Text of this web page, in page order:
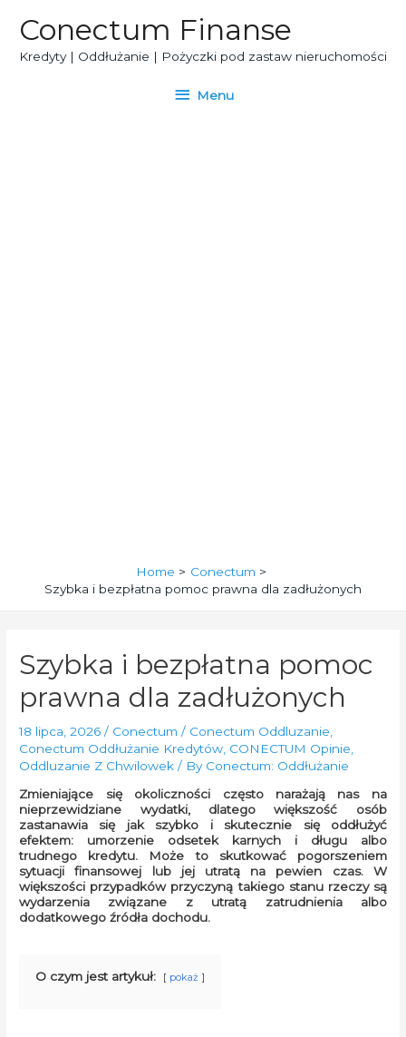
Conectum Finanse
Kredyty | Oddłużanie | Pożyczki pod zastaw nieruchomości
Menu
Menu
Home
Conectum
Szybka i bezpłatna pomoc prawna dla zadłużonych
Szybka i bezpłatna pomoc
prawna dla zadłużonych
18 lipca, 2026/ Conectum / Conectum Oddluzanie
Conectum Oddłużanie Kredytów CONECTUM Opinie
Oddluzanie Z Chwilowek / By Conectum: Oddłużanie
Zmieniające się okoliczności często narażają nas na
nieprzewidziane wydatki, dlatego większość osób
zastanawia się jak szybko i skutecznie się oddłużyć
efektem: umorzenie odsetek karnych i długu albo
trudnego kredytu. Może to skutkować pogorszeniem
sytuacji finansowej lub jej utratą na pewien czas. W
większości przypadków przyczyną takiego stanu rzeczy są
wydarzenia związane z utratą zatrudnienia albo
dodatkowego źródła dochodu.
O czym jest artykuł: pokaż